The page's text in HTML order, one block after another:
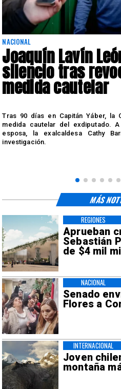
NACIONAL
Joaquín Lavín
silencio tras
medida cautelar
Tras 90 días en Capitán Yáber, la
medida cautelar del exdiputado.
esposa, la exalcaldesa Cathy
investigación.
Aprueban
Sebastián
de $4 mil
REGIONES
Senado
Flores a
NACIONAL
Joven
montaña
INTERNACIONAL
MÁS